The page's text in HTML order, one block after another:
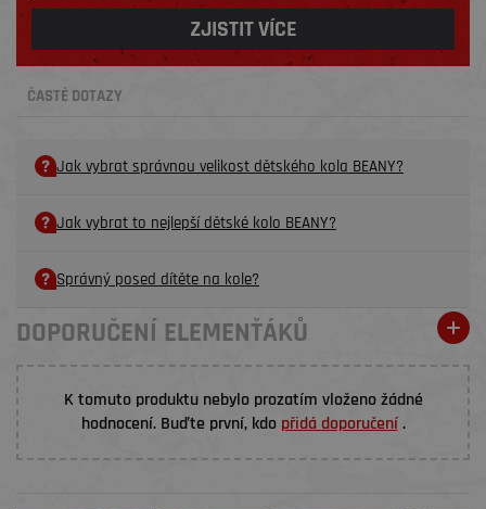
ZJISTIT VÍCE
ČASTÉ DOTAZY
Jak vybrat správnou velikost dětského kola BEANY?
Jak vybrat to nejlepší dětské kolo BEANY?
Správný posed dítěte na kole?
DOPORUČENÍ ELEMENŤÁKŮ
K tomuto produktu nebylo prozatím vloženo žádné
hodnocení. Buďte první, kdo přidá doporučení.